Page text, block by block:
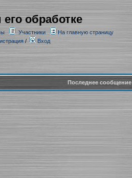
обработке
Участники
На главную страницу
/ Вход
Последнее сообщение